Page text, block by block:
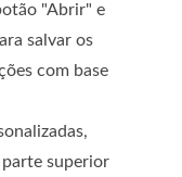
"Abrir" e
salvar os
com base
superior